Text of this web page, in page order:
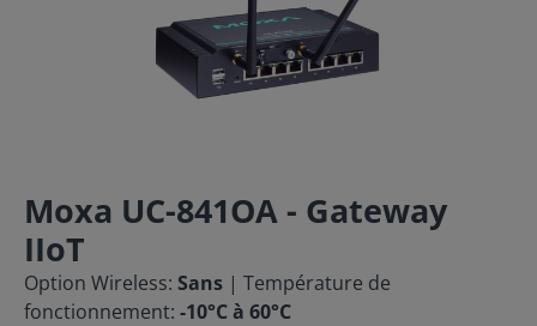
Moxa UC-841OA - Gateway
IIoT
Option Wireless: Sans | Température de
fonctionnement: -10°C à 60°C